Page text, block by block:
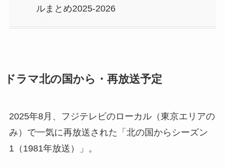
ルまとめ2025-2026
ドラマ北の国から・再放送予定
2025年8月、フジテレビのローカル（東京エリアの
み）で一気に再放送された「北の国からシーズン
1（1981年放送）」。